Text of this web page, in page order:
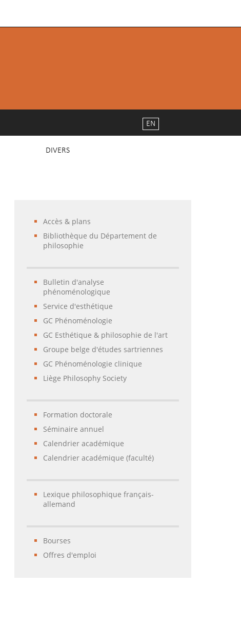
DIVERS
EN
Accès & plans
Bibliothèque du Département de
philosophie
Bulletin d'analyse
phénoménologique
Service d'esthétique
GC Phénoménologie
GC Esthétique & philosophie de l'art
Groupe belge d'études sartriennes
GC Phénoménologie clinique
Liège Philosophy Society
Formation doctorale
Séminaire annuel
Calendrier académique
Calendrier académique (faculté)
Lexique philosophique français-
allemand
Bourses
Offres d'emploi